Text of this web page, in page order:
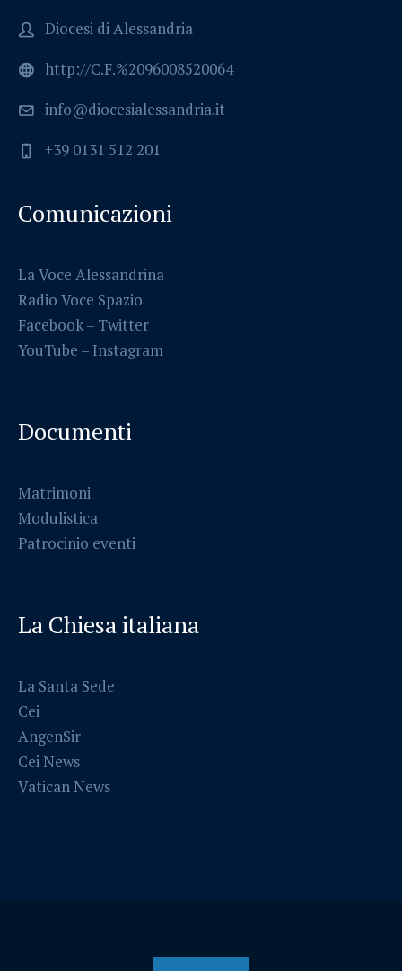
Diocesi di Alessandria
http://C.F.%2096008520064
info@diocesialessandria.it
+39 0131 512 201
Comunicazioni
La Voce Alessandrina
Radio Voce Spazio
Facebook– Twitter
YouTube – Instagram
Documenti
Matrimoni
Modulistica
Patrocinio eventi
La Chiesa italiana
La Santa Sede
Cei
AngenSir
Cei News
Vatican News